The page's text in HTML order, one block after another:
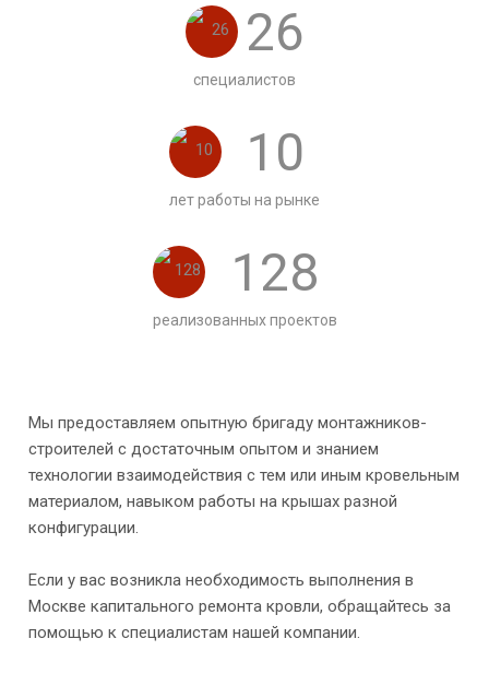
26
специалистов
10
лет работы на рынке
128
реализованных проектов
Мы предоставляем опытную бригаду монтажников-
строителей с достаточным опытом и знанием
технологии взаимодействия с тем или иным кровельным
материалом, навыком работы на крышах разной
конфигурации.
Если у вас возникла необходимость выполнения в
Москве капитального ремонта кровли, обращайтесь за
помощью к специалистам нашей компании.